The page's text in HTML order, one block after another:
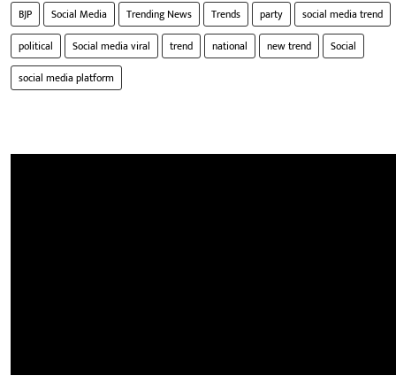
BJP Social Media Trending News Trends party
social media trend
political
Social media viral trend national new trend
Social
social media platform